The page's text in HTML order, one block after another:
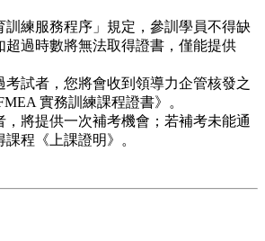
訓練服務程序」規定，參訓學員不得缺
超過時數將無法取得證書，僅能提供
考試者，您將會收到領導力企管核發之
實務訓練課程證書》。
，將提供一次補考機會；若補考未能通
程《上課證明》。